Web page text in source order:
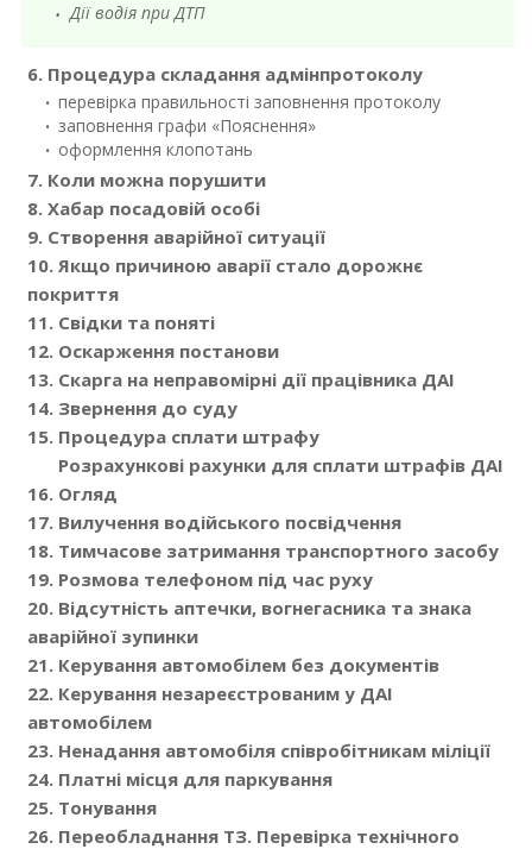
Дії водія при ДТП
6. Процедура складання адмінпротоколу
перевірка правильності заповнення протоколу
заповнення графи «Пояснення»
оформлення клопотань
7. Коли можна порушити
8. Хабар посадовій особі
9. Створення аварійної ситуації
10. Якщо причиною аварії стало дорожнє
покриття
11. Свідки та поняті
12. Оскарження постанови
13. Скарга на неправомірні дії працівника ДАІ
14. Звернення до суду
15. Процедура сплати штрафу
Розрахункові рахунки для сплати штрафів ДАІ
16. Огляд
17. Вилучення водійського посвідчення
18. Тимчасове затримання транспортного засобу
19. Розмова телефоном під час руху
20. Відсутність аптечки, вогнегасника та знака
аварійної зупинки
21. Керування автомобілем без документів
22. Керування незареєстрованим у ДАІ
автомобілем
23. Ненадання автомобіля співробітникам міліції
24. Платні місця для паркування
25. Тонування
26. Переобладнання ТЗ. Перевірка технічного